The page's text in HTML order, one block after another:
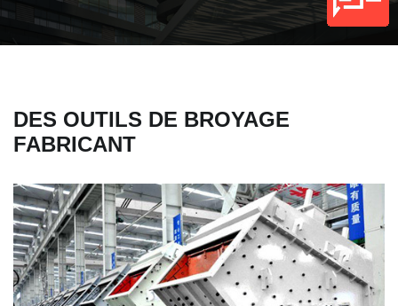
DES OUTILS DE BROYAGE
FABRICANT